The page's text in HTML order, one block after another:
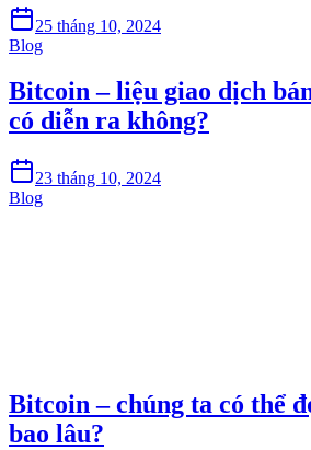
25 tháng 10, 2024
Blog
Bitcoin – liệu giao dịch
có diễn ra không?
23 tháng 10, 2024
Blog
Bitcoin – chúng ta có thể
bao lâu?